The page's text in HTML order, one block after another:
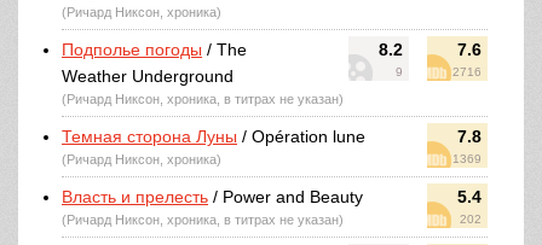
(Ричард Никсон, хроника)
8.2
9
7.6
2716
Подполье погоды / The
Weather Underground
(Ричард Никсон, хроника, в титрах не указан)
7.8
1369
Темная сторона Луны / Opération lune
(Ричард Никсон, хроника)
5.4
202
Власть и прелесть / Power and Beauty
(Ричард Никсон, хроника, в титрах не указан)